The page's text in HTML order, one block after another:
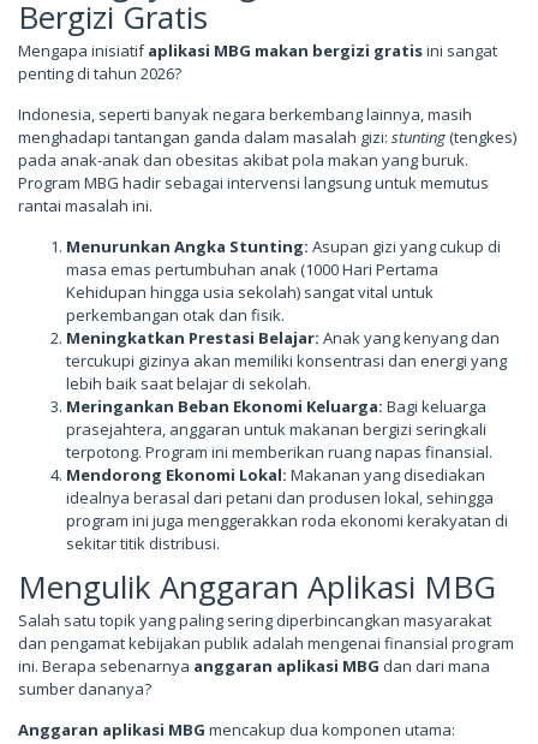
Bergizi Gratis
Mengapa inisiatifaplikasi MBG makan bergizi gratisini sangat
penting di tahun 2026?
Indonesia, seperti banyak negara berkembang lainnya, masih
menghadapi tantangan ganda dalam masalah gizi: stunting(tengkes)
pada anak-anak dan obesitas akibat pola makan yang buruk.
Program MBG hadir sebagai intervensi langsung untuk memutus
rantai masalah ini.
Menurunkan Angka Stunting: Asupan gizi yang cukup di
masa emas pertumbuhan anak (1000 Hari Pertama
Kehidupan hingga usia sekolah) sangat vital untuk
perkembangan otak dan fisik.
Meningkatkan Prestasi Belajar: Anak yang kenyang dan
tercukupi gizinya akan memiliki konsentrasi dan energi yang
lebih baik saat belajar di sekolah.
Meringankan Beban Ekonomi Keluarga: Bagi keluarga
prasejahtera, anggaran untuk makanan bergizi seringkali
terpotong. Program ini memberikan ruang napas finansial.
Mendorong Ekonomi Lokal: Makanan yang disediakan
idealnya berasal dari petani dan produsen lokal, sehingga
program ini juga menggerakkan roda ekonomi kerakyatan di
sekitar titik distribusi.
Mengulik Anggaran Aplikasi MBG
Salah satu topik yang paling sering diperbincangkan masyarakat
dan pengamat kebijakan publik adalah mengenai finansial program
ini. Berapa sebenarnya anggaran aplikasi MBG dan dari mana
sumber dananya?
Anggaran aplikasi MBG mencakup dua komponen utama: